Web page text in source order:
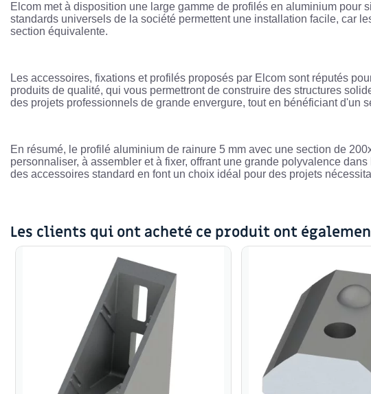
Elcom met à disposition une large gamme de profilés en aluminium
standards universels de la société permettent une installation facile, car
section équivalente.
Les accessoires, fixations et profilés proposés par Elcom sont réputés
produits de qualité, qui vous permettront de construire des structures
des projets professionnels de grande envergure, tout en bénéficiant d'un
En résumé, le profilé aluminium de rainure 5 mm avec une section de
personnaliser, à assembler et à fixer, offrant une grande polyvalence
des accessoires standard en font un choix idéal pour des projets
Les clients qui ont acheté ce produit ont